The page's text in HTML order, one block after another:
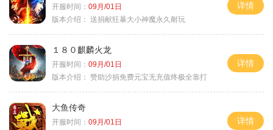
开服时间： 09月/01日
版本介绍： 送捐献狂暴大小神魔永久耐玩
详情
１８０麒麟火龙
开服时间： 09月/01日
版本介绍： 赞助沙捐免费元宝无充值终极全靠打
详情
大鱼传奇
开服时间： 09月/01日
详情